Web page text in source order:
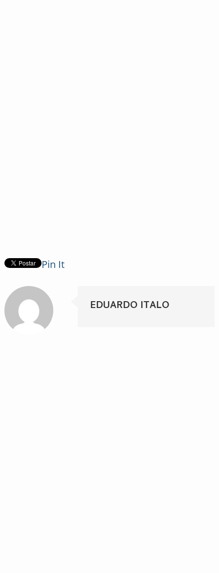
Pin It
EDUARDO ITALO